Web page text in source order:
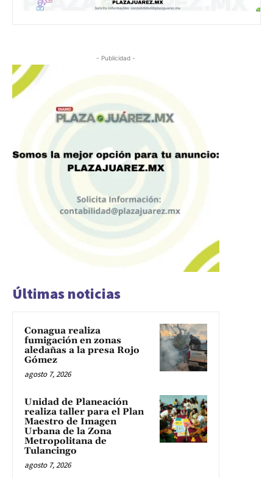
- Publicidad -
Últimas noticias
Conagua realiza
fumigación en zonas
aledañas a la presa Rojo
Gómez
agosto 7, 2026
Unidad de Planeación
realiza taller para el Plan
Maestro de Imagen
Urbana de la Zona
Metropolitana de
Tulancingo
agosto 7, 2026